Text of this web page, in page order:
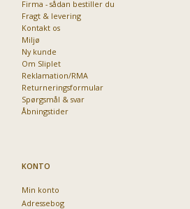
Firma - sådan bestiller du
Fragt & levering
Kontakt os
Miljø
Ny kunde
Om Sliplet
Reklamation/RMA
Returneringsformular
Spørgsmål & svar
Åbningstider
KONTO
Min konto
Adressebog